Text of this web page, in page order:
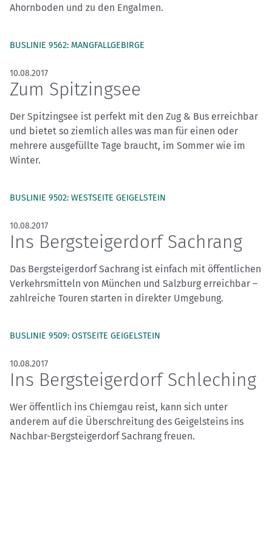
Ahornboden und zu den Engalmen.
BUSLINIE 9562: MANGFALLGEBIRGE
10.08.2017
Zum Spitzingsee
Der Spitzingsee ist perfekt mit den Zug & Bus erreichbar
und bietet so ziemlich alles was man für einen oder
mehrere ausgefüllte Tage braucht, im Sommer wie im
Winter.
BUSLINIE 9502: WESTSEITE GEIGELSTEIN
10.08.2017
Ins Bergsteigerdorf Sachrang
Das Bergsteigerdorf Sachrang ist einfach mit öffentlichen
Verkehrsmitteln von München und Salzburg erreichbar –
zahlreiche Touren starten in direkter Umgebung.
BUSLINIE 9509: OSTSEITE GEIGELSTEIN
10.08.2017
Ins Bergsteigerdorf Schleching
Wer öffentlich ins Chiemgau reist, kann sich unter
anderem auf die Überschreitung des Geigelsteins ins
Nachbar-Bergsteigerdorf Sachrang freuen.